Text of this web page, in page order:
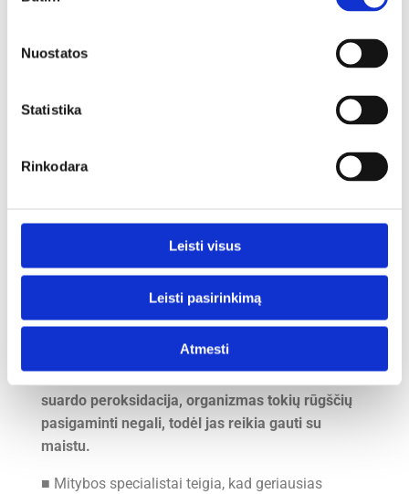
Nuostatos
Statistika
Rinkodara
Leisti visus
Leisti pasirinkimą
Atmesti
poveikiais).
grandinių; gaunama iš jūros gėrybių. Ši rūgštis yra
optimaliam funkcionavimui, pažinimo funkcijoms
palaikyti).
■ Priklausomai nuo to, kur yra polinesočiojoje
riebalų rūgštyje dviguba jungtis, riebalų rūgštys
pavadintos omega-3, omega-6 ir omega-9.
suardo peroksidacija, organizmas tokių rūgščių
pasigaminti negali, todėl jas reikia gauti su
maistu.
■ Mitybos specialistai teigia, kad geriausias